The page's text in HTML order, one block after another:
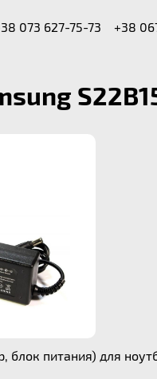
073 627-75-73
+38
питания) для